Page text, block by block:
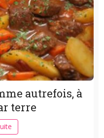
autrefois, à
terre